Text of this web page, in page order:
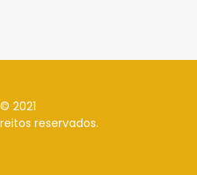
© 2021
reservados.